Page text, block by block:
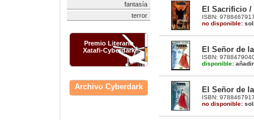
fantasía
terror
Premio Literario
Xatafi-Cyberdark
Archivo Cyberdark
El Sacrificio /
ISBN:
no disponible:
El Señor de
ISBN:
disponible:
El Señor de
ISBN:
no disponible: